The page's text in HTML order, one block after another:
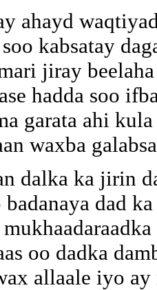
ahayd
kabsatay
jiray
hadda soo
garata ahi
waxba
dalka ka jirin
dad
oo dadka
allaale iyo ay